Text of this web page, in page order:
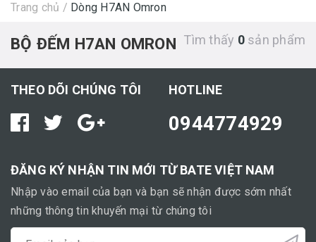
Trang chủ / Dòng H7AN Omron
BỘ ĐẾM H7AN OMRON Tìm thấy 0sản phẩm
THEO DÕI CHÚNG TÔI HOTLINE
0944774929
ĐĂNG KÝ NHẬN TIN MỚI TỪ BATE VIỆT NAM
Nhập vào email của bạn và bạn sẽ nhận được sớm nhất
những thông tin khuyến mại từ chúng tôi